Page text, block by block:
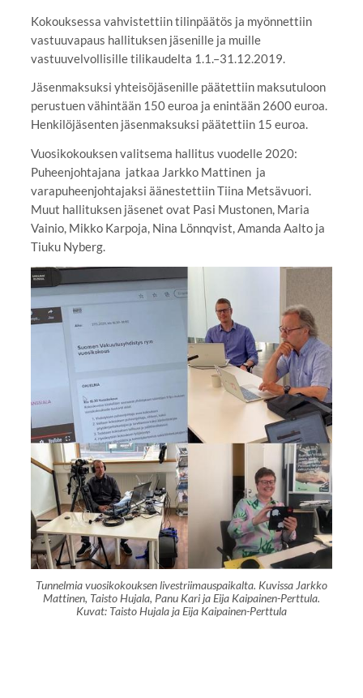
Kokouksessa vahvistettiin tilinpäätös ja myönnettiin
vastuuvapaus hallituksen jäsenille ja muille
vastuuvelvollisille tilikaudelta 1.1.–31.12.2019.
Jäsenmaksuksi yhteisöjäsenille päätettiin maksutuloon
perustuen vähintään 150 euroa ja enintään 2600 euroa.
Henkilöjäsenten jäsenmaksuksi päätettiin 15 euroa.
Vuosikokouksen valitsema hallitus vuodelle 2020:
Puheenjohtajana jatkaa Jarkko Mattinen ja
varapuheenjohtajaksi äänestettiin Tiina Metsävuori.
Muut hallituksen jäsenet ovat Pasi Mustonen, Maria
Vainio, Mikko Karpoja, Nina Lönnqvist, Amanda Aalto ja
Tiuku Nyberg.
Tunnelmia vuosikokouksen livestriimauspaikalta. Kuvissa Jarkko
Mattinen, Taisto Hujala, Panu Kari ja Eija Kaipainen-Perttula.
Kuvat: Taisto Hujala ja Eija Kaipainen-Perttula